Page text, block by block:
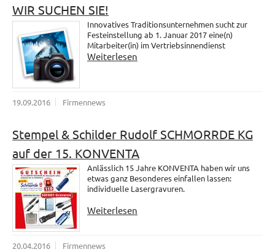
WIR SUCHEN SIE!
Innovatives Traditionsunternehmen sucht zur
Festeinstellung ab 1. Januar 2017 eine(n)
Mitarbeiter(in) im Vertriebsinnendienst
Weiterlesen
19.09.2016 Firmennews
Stempel & Schilder Rudolf SCHMORRDE KG
auf der 15. KONVENTA
Anlässlich 15 Jahre KONVENTA haben wir uns
etwas ganz Besonderes einfallen lassen:
individuelle Lasergravuren.
Weiterlesen
20.04.2016 Firmennews